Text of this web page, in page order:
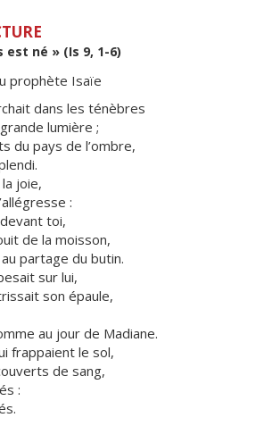
né » (Is 9, 1-6)
prophète Isaïe
dans les ténèbres
lumière ;
du pays de l’ombre,
joie,
:
toi,
de la moisson,
partage du butin.
sur lui,
son épaule,
au jour de Madiane.
frappaient le sol,
de sang,
: